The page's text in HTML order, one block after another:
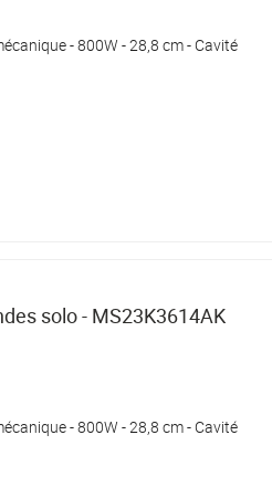
- 800W - 28,8 cm - Cavité
solo - MS23K3614AK
- 800W - 28,8 cm - Cavité